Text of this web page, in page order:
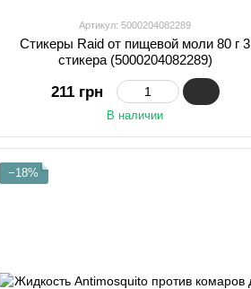
Артикул: 5000204082289
Стикеры Raid от пищевой моли 80 г 3
стикера (5000204082289)
211 грн
В наличии
−18%